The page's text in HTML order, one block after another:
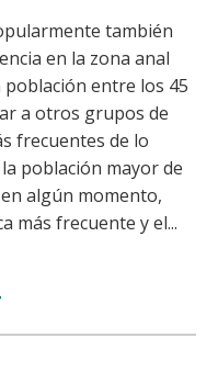
también
en la zona anal
entre los 45
a otros grupos de
frecuentes de lo
población mayor de
algún momento,
más frecuente y el...